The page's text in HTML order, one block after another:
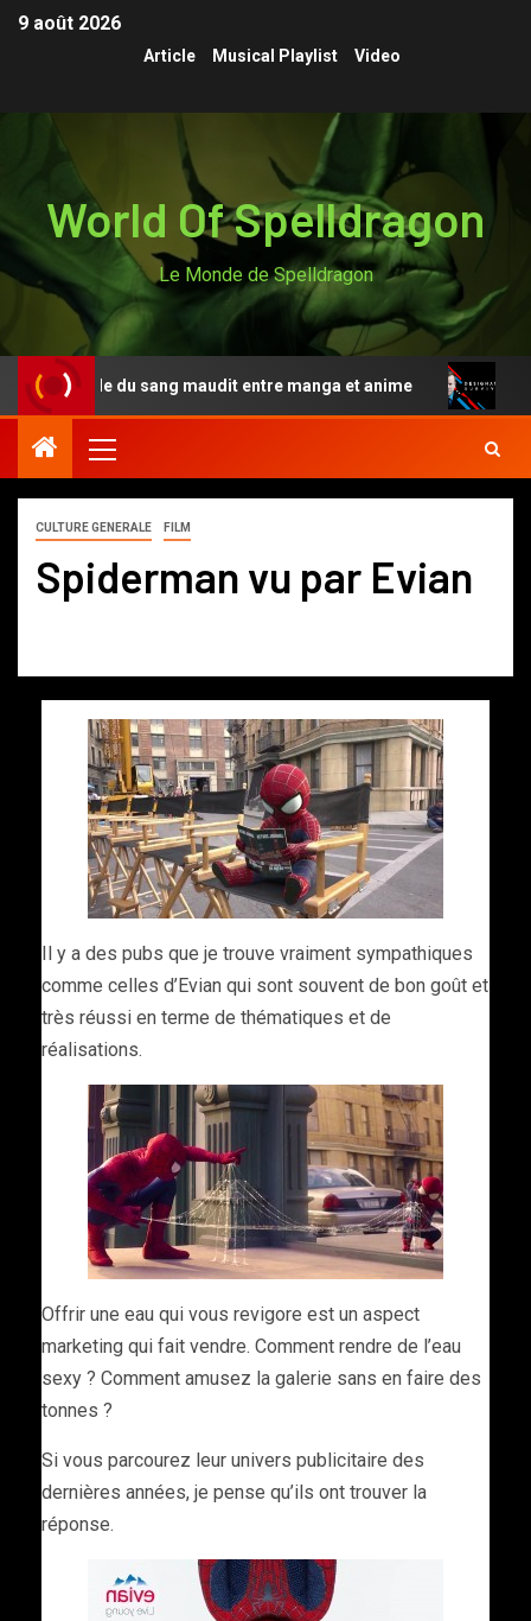
9 août 2026
Article Musical Playlist Video
World Of Spelldragon
Le Monde de Spelldragon
légende du sang maudit entre manga et anime
CULTURE GENERALE FILM
Spiderman vu par Evian
Il y a des pubs que je trouve vraiment sympathiques
comme celles d’Evian qui sont souvent de bon goût et
très réussi en terme de thématiques et de
réalisations.
Offrir une eau qui vous revigore est un aspect
marketing qui fait vendre. Comment rendre de l’eau
sexy ? Comment amusez la galerie sans en faire des
tonnes ?
Si vous parcourez leur univers publicitaire des
dernières années, je pense qu’ils ont trouver la
réponse.